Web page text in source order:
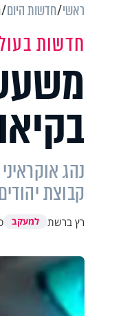
ראשי חדשות היום
חדשות
נהג
קבוצת
רץ ברשת למעקב